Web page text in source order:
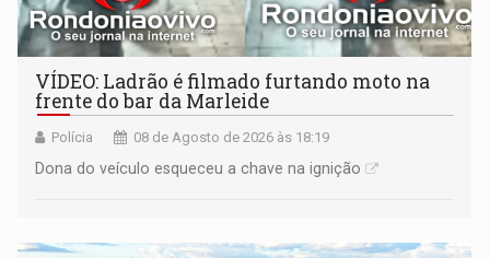
VÍDEO: Ladrão é filmado furtando moto na
frente do bar da Marleide
Polícia 08 de Agosto de 2026 às 18:19
Dona do veículo esqueceu a chave na ignição